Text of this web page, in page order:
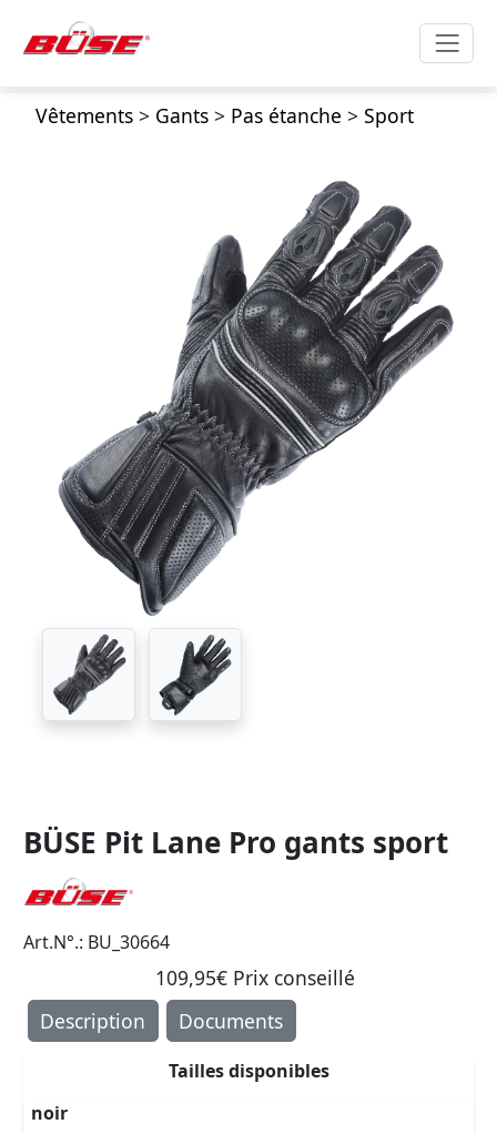
Vêtements> Gants> Pas étanche > Sport
BÜSE Pit Lane Pro gants sport
Art.N°.: BU_30664
109,95€ Prix ​​conseillé
Description
Documents
Tailles disponibles
noir